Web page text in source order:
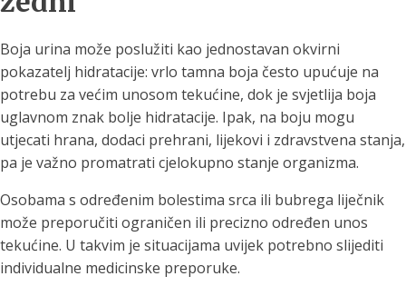
Boja urina može poslužiti kao jednostavan okvirni
pokazatelj hidratacije: vrlo tamna boja često upućuje na
potrebu za većim unosom tekućine, dok je svjetlija boja
uglavnom znak bolje hidratacije. Ipak, na boju mogu
utjecati hrana, dodaci prehrani, lijekovi i zdravstvena stanja,
pa je važno promatrati cjelokupno stanje organizma.
Osobama s određenim bolestima srca ili bubrega liječnik
može preporučiti ograničen ili precizno određen unos
tekućine. U takvim je situacijama uvijek potrebno slijediti
individualne medicinske preporuke.